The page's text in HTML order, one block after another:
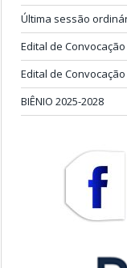
Última sessão
Edital de
Edital de
BIÊNIO 2025-2028